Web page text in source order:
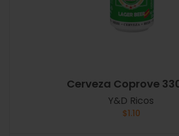
Cerveza Coprove
Y&D Ricos
$1.10